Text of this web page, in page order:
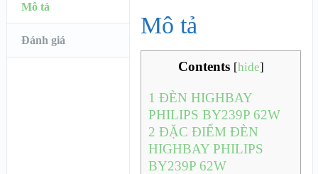
Mô tả
Đánh giá
Mô tả
Contents [hide]
1 ĐÈN HIGHBAY
PHILIPS BY239P 62W
2 ĐẶC ĐIỂM ĐÈN
HIGHBAY PHILIPS
BY239P 62W